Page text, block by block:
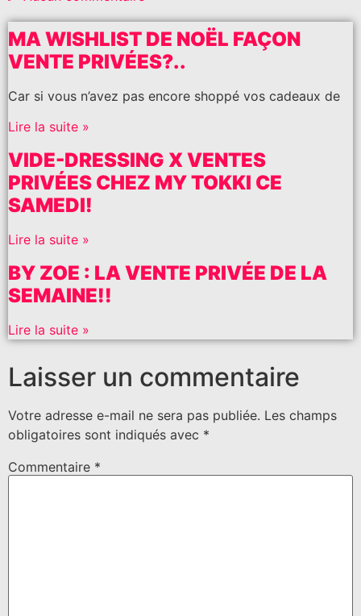
MA WISHLIST DE NOËL FAÇON
VENTE PRIVÉES?..
Car si vous n’avez pas encore shoppé vos cadeaux de
Lire la suite »
VIDE-DRESSING X VENTES
PRIVÉES CHEZ MY TOKKI CE
SAMEDI!
Lire la suite »
BY ZOE : LA VENTE PRIVÉE DE LA
SEMAINE!!
Lire la suite »
Laisser un commentaire
Votre adresse e-mail ne sera pas publiée. Les champs
obligatoires sont indiqués avec *
Commentaire *